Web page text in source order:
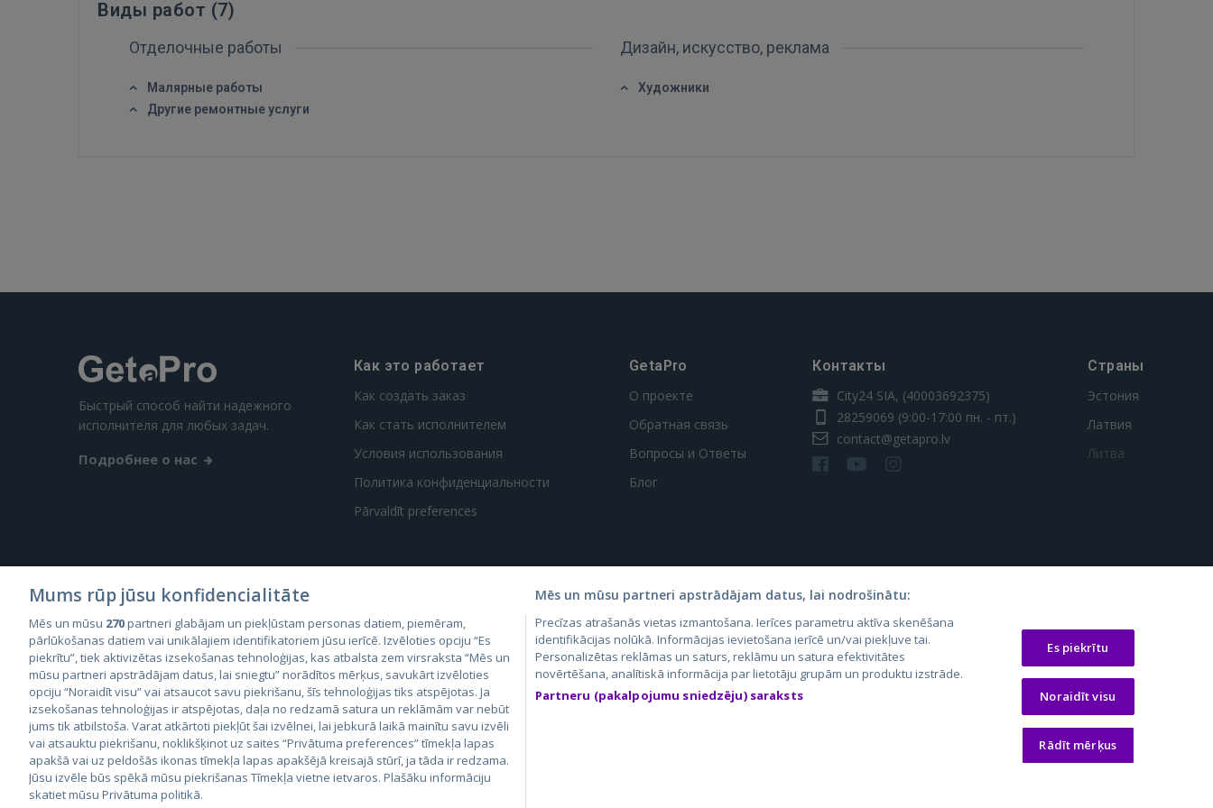
GOOGLE
Виды работ (7)
Отделочные работы
Малярные работы
Другие ремонтные услуги
Дизайн, искусство, реклама
Художники
Быстрый способ найти надежного
исполнителя для любых задач.
Подробнее о нас
Как это работает
Как создать заказ
Как стать исполнителем
Условия использования
Политика конфиденциальности
Pārvaldīt preferences
GetaPro
О проекте
Обратная связь
Вопросы и Ответы
Блог
Контакты
City24 SIA, (40003692375)
28259069 (9:00-17:00 пн. - пт.)
contact@getapro.lv
Страны
Эстония
Латвия
Литва
City24.lv
City24.ee
GetaPro.lv
GetaPro.ee
Skelbiu.lt
Autoplius.lt
Aruodas.lt
CVbankas.lt
Kainos.lt
Paslaugos.lt
auto24.ee
KV.ee
Osta.ee
KuldneBörs.ee
© 2026 GetaPro. Все права защищены.
Mums rūp jūsu konfidencialitāte
Mēs un mūsu 270partneri glabājam un piekļūstam personas datiem, piemēram,
pārlūkošanas datiem vai unikālajiem identifikatoriem jūsu ierīcē. Izvēloties opciju “Es
piekrītu”, tiek aktivizētas izsekošanas tehnoloģijas, kas atbalsta zem virsraksta “Mēs un
mūsu partneri apstrādājam datus, lai sniegtu” norādītos mērķus, savukārt izvēloties
opciju “Noraidīt visu” vai atsaucot savu piekrišanu, šīs tehnoloģijas tiks atspējotas. Ja
izsekošanas tehnoloģijas ir atspējotas, daļa no redzamā satura un reklāmām var nebūt
jums tik atbilstoša. Varat atkārtoti piekļūt šai izvēlnei, lai jebkurā laikā mainītu savu izvēli
vai atsauktu piekrišanu, noklikšķinot uz saites “Privātuma preferences” tīmekļa lapas
apakšā vai uz peldošās ikonas tīmekļa lapas apakšējā kreisajā stūrī, ja tāda ir redzama.
Jūsu izvēle būs spēkā mūsu piekrišanas Tīmekļa vietne ietvaros. Plašāku informāciju
skatiet mūsu Privātuma politikā.
Mēs un mūsu partneri apstrādājam datus, lai nodrošinātu:
Precīzas atrašanās vietas izmantošana. Ierīces parametru aktīva skenēšana
identifikācijas nolūkā. Informācijas ievietošana ierīcē un/vai piekļuve tai.
Personalizētas reklāmas un saturs, reklāmu un satura efektivitātes
novērtēšana, analītiskā informācija par lietotāju grupām un produktu izstrāde.
Partneru (pakalpojumu sniedzēju) saraksts
Es piekrītu
Noraidīt visu
Rādīt mērķus